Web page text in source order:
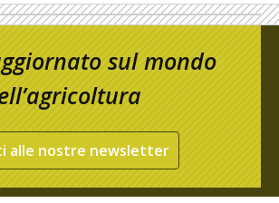
sul mondo
alle nostre newsletter